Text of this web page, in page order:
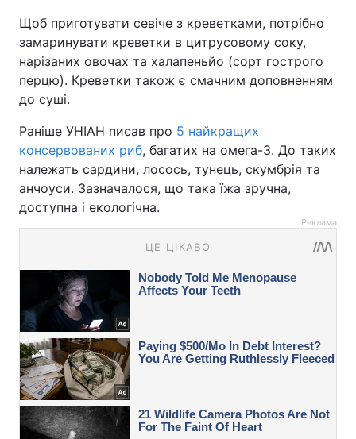
Щоб приготувати севіче з креветками, потрібно
замаринувати креветки в цитрусовому соку,
нарізаних овочах та халапеньйо (сорт гострого
перцю). Креветки також є смачним доповненням
до суші.
Раніше УНІАН писав про 5 найкращих
консервованих риб, багатих на омега-3. До таких
належать сардини, лосось, тунець, скумбрія та
анчоуси. Зазначалося, що така їжа зручна,
доступна і екологічна.
Реклама